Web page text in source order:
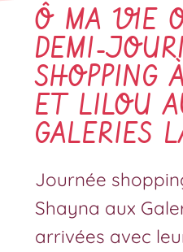
Ô MA VIE
DEMI-
SHOPPING
ET LILOU
GALERIES
Journée
Shayna aux
arrivées avec